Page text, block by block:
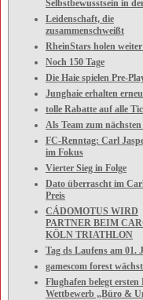
Selbstbewusstsein in
Leidenschaft, die
zusammenschweißt
RheinStars holen
Noch 150 Tage
Die Haie spielen Pre-
Junghaie erhalten
tolle Rabatte auf alle
Als Team zum nächsten
FC-Renntag: Carl
im Fokus
Vierter Sieg in Folge
Dato überrascht im
Preis
CÁDOMOTUS WIRD
PARTNER BEIM
KÖLN TRIATHLON
Tag ds Laufens am 01.
gamescom forest wächst
Flughafen belegt ersten
Wettbewerb „Büro &